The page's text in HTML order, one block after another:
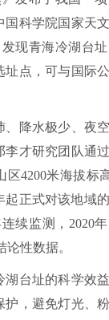
科学院国家天
现青海冷湖台
址点，可与国际
降水极少、夜空
李才研究团队通
4200米海拔标
起正式对该地域
续监测，2020
性数据。
台址的科学效益
护，避免灯光、